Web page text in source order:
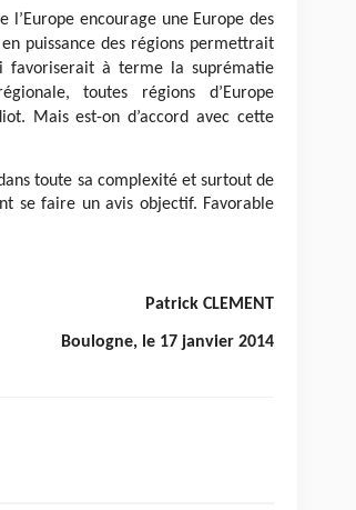
l’Europe encourage une Europe des
puissance des régions permettrait
favoriserait à terme la suprématie
toutes régions d’Europe
Mais est-on d’accord avec cette
toute sa complexité et surtout de
se faire un avis objectif. Favorable
Patrick CLEMENT
Boulogne, le 17 janvier 2014